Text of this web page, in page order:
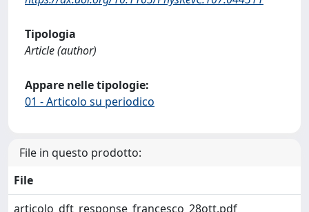
Tipologia
Article (author)
Appare nelle tipologie:
01 - Articolo su periodico
File in questo prodotto:
File
articolo_dft_response_francesco_28ott.pdf